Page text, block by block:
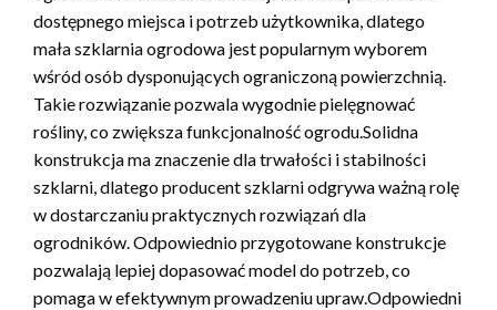
dostępnego miejsca i potrzeb użytkownika, dlatego
mała szklarnia ogrodowa jest popularnym wyborem
wśród osób dysponujących ograniczoną powierzchnią.
Takie rozwiązanie pozwala wygodnie pielęgnować
rośliny, co zwiększa funkcjonalność ogrodu.Solidna
konstrukcja ma znaczenie dla trwałości i stabilności
szklarni, dlatego producent szklarni odgrywa ważną rolę
w dostarczaniu praktycznych rozwiązań dla
ogrodników. Odpowiednio przygotowane konstrukcje
pozwalają lepiej dopasować model do potrzeb, co
pomaga w efektywnym prowadzeniu upraw.Odpowiedni